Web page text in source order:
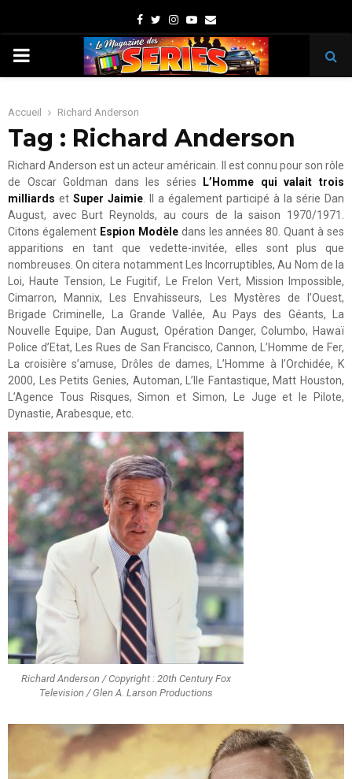
Facebook
TwitterInstagram
Youtube
Email
PRIMARY
Accueil Richard Anderson
Tag : Richard Anderson
Richard Anderson est un acteur américain. Il est connu pour son rôle
de Oscar Goldman dans les séries
L’Homme qui valait trois
milliards et Super Jaimie . Il a également participé à la série Dan
August, avec Burt Reynolds, au cours de la saison 1970/1971.
Citons également Espion Modèledans les années 80. Quant à ses
apparitions en tant que vedette-invitée, elles sont plus que
nombreuses. On citera notamment Les Incorruptibles, Au Nom de la
Loi, Haute Tension, Le Fugitif, Le Frelon Vert, Mission Impossible,
Cimarron, Mannix, Les Envahisseurs, Les Mystères de l’Ouest,
Brigade Criminelle, La Grande Vallée, Au Pays des Géants, La
Nouvelle Equipe, Dan August, Opération Danger, Columbo, Hawaï
Police d’Etat, Les Rues de San Francisco, Cannon, L’Homme de Fer,
La croisière s’amuse, Drôles de dames, L’Homme à l’Orchidée, K
2000, Les Petits Genies, Automan, L’Ile Fantastique, Matt Houston,
L’Agence Tous Risques, Simon et Simon, Le Juge et le Pilote,
Dynastie, Arabesque, etc.
Richard Anderson / Copyright : 20th Century Fox
Television / Glen A. Larson Productions